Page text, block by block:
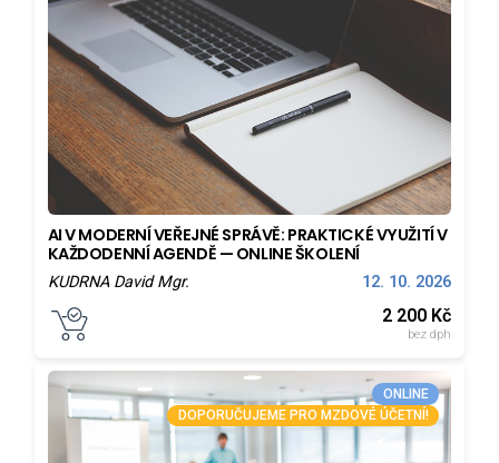
AI V MODERNÍ VEŘEJNÉ SPRÁVĚ: PRAKTICKÉ VYUŽITÍ V
KAŽDODENNÍ AGENDĚ — ONLINE ŠKOLENÍ
KUDRNA David Mgr. 12. 10. 2026
2 200 Kč
bez dph
ONLINE
DOPORUČUJEME PRO MZDOVÉ ÚČETNÍ!